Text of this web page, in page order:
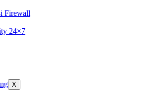
Firewall
24×7
X